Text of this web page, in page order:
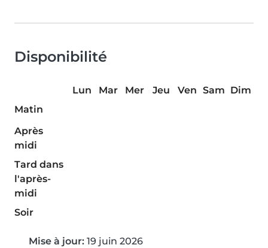
Disponibilité
Lun Mar Mer Jeu Ven Sam Dim
Matin
Après
midi
Tard dans
l'après-
midi
Soir
Mise à jour: 19 juin 2026